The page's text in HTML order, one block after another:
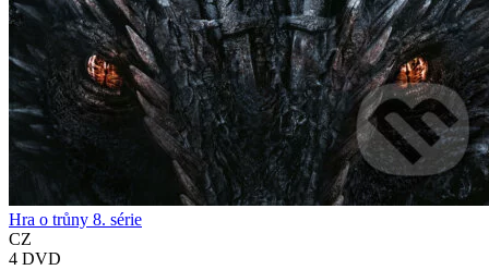
Hra o trůny 8. série
CZ
4 DVD